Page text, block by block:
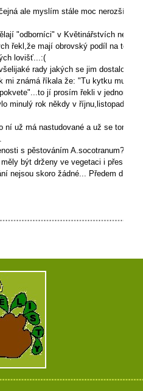
ale myslím stále moc nerozšířená
"odborníci" v Květinářstvích nebo
řekl,že mají obrovský podíl na
lovišť...:(
rady jakých se jim dostalo
mi známá říkala že: "Tu kytku musíte
jí prosím řekli v jednom
minulý rok někdy v
ní už má nastudované a už se tomu
s pěstováním A.socotranum?
být drženy ve vegetaci i přes naši
nejsou skoro žádné... Předem